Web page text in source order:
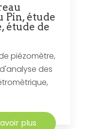
Pin, étude
étude de
piézomètre,
des
plus